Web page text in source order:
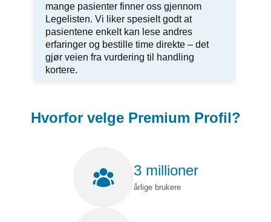
mange pasienter finner oss gjennom
Legelisten. Vi liker spesielt godt at
pasientene enkelt kan lese andres
erfaringer og bestille time direkte – det
gjør veien fra vurdering til handling
kortere.
Hvorfor velge Premium Profil?
3 millioner
årlige brukere